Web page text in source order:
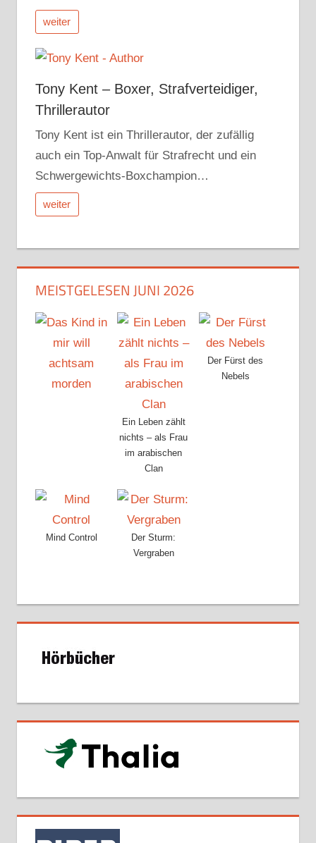
weiter
Tony Kent – Boxer, Strafverteidiger,
Thrillerautor
Tony Kent ist ein Thrillerautor, der zufällig
auch ein Top-Anwalt für Strafrecht und ein
Schwergewichts-Boxchampion…
weiter
MEISTGELESEN JUNI 2026
Ein Leben zählt
nichts – als Frau
im arabischen
Clan
Der Fürst des
Nebels
Mind Control
Der Sturm:
Vergraben